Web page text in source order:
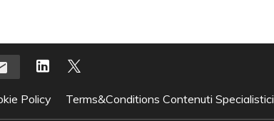
Policy Terms&Conditions Contenuti Specialistici